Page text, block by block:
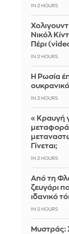
IN 2 HOURS
Νικόλ
Πέρι
IN 2 HOURS
Η Ρωσία
IN 2 HOURS
«Κραυγή
Γίνεται;
IN 2 HOURS
Από τη
ζευγάρι
ιδανικό
IN 2 HOURS
Mυστράς: